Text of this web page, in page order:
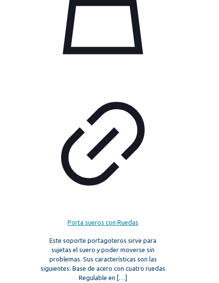
Porta sueros con Ruedas
Este soporte portagoteros sirve para
sujetas el suero y poder moverse sin
problemas. Sus características son las
siguientes: Base de acero con cuatro ruedas
Regulable en […]